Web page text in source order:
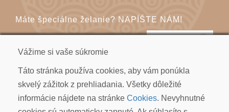
Máte špeciálne želanie? NAPÍŠTE NÁM!
Vážime si vaše súkromie
Táto stránka používa cookies, aby vám ponúkla
skvelý zážitok z prehliadania. Všetky dôležité
informácie nájdete na stránke Cookies. Nevyhnutné